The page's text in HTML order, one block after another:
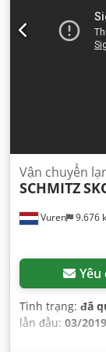
Vuren 9.676
Vận chuyển
SCHMITZ
Yêu
Tình trạng: đã
lần đầu: 03/2019
, chiều